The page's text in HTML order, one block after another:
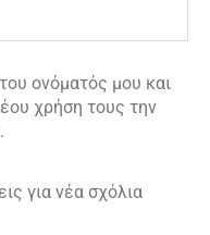
ονόματός μου και
χρήση τους την
για νέα σχόλια